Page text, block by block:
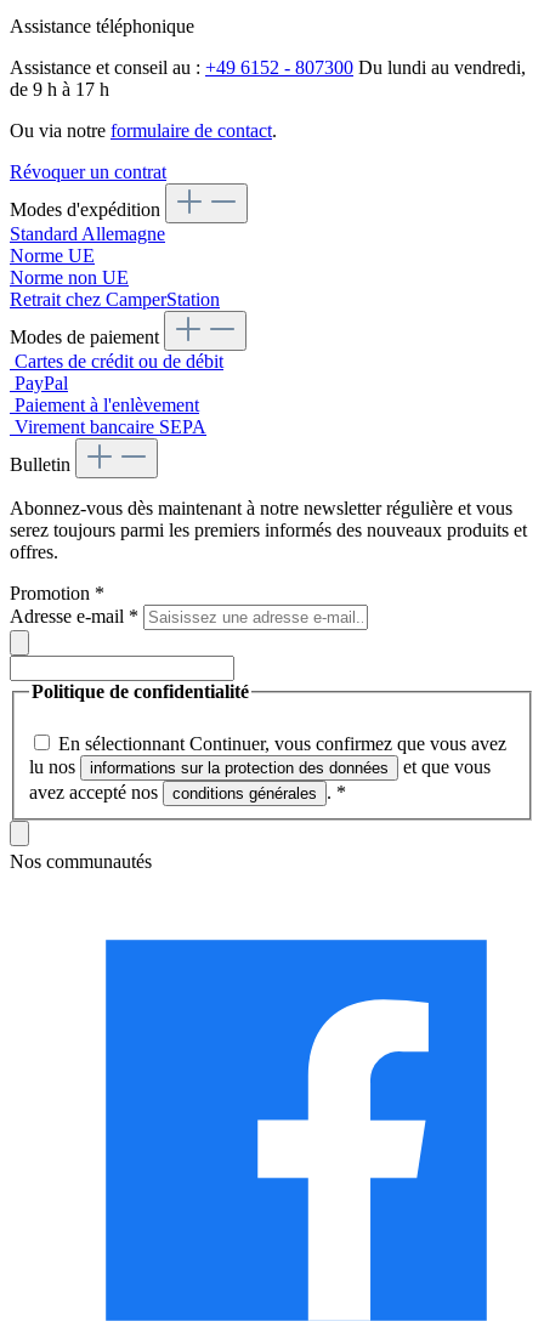
Assistance téléphonique
Assistance et conseil au : +49 6152 - 807300 Du lundi au vendredi,
de 9 h à 17 h
Ou via notre formulaire de contact.
Révoquer un contrat
Modes d'expédition
Standard Allemagne
Norme UE
Norme non UE
Retrait chez CamperStation
Modes de paiement
Cartes de crédit ou de débit
PayPal
Paiement à l'enlèvement
Virement bancaire SEPA
Bulletin
Abonnez-vous dès maintenant à notre newsletter régulière et vous
serez toujours parmi les premiers informés des nouveaux produits et
offres.
Promotion *
Adresse e-mail *
Politique de confidentialité
En sélectionnant Continuer, vous confirmez que vous avez
lu nos
informations sur la protection des données
et que vous
avez accepté nos
conditions générales . *
Nos communautés